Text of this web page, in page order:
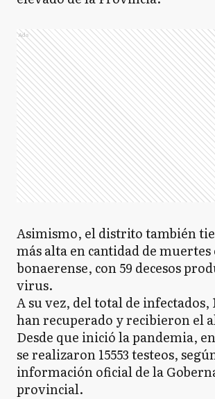
Ads
Asimismo, el distrito también
más alta en cantidad de
bonaerense, con 59 decesos
virus.
A su vez, del total de infectados,
han recuperado y recibieron el
Desde que inició la pandemia,
se realizaron 15553 testeos,
información oficial de la
provincial.